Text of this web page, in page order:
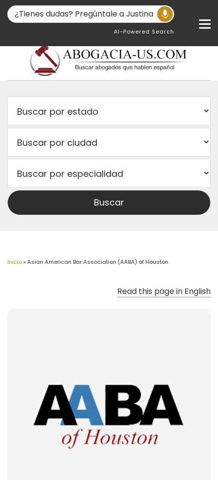
AI-Powered Search
Inicio»Asian American Bar Association (AABA) of Houston
Read this page in English